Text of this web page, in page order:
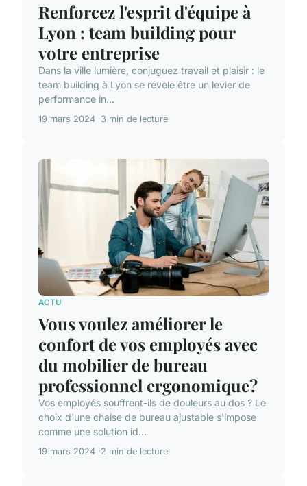
Renforcez l'esprit d'équipe à
Lyon : team building pour
votre entreprise
Dans la ville lumière, conjuguez travail et plaisir : le
team building à Lyon se révèle être un levier de
performance in...
19 mars 2024 3 min de lecture
ACTU
Vous voulez améliorer le
confort de vos employés avec
du mobilier de bureau
professionnel ergonomique?
Vos employés souffrent-ils de douleurs au dos ? Le
choix d'une chaise de bureau ajustable s'impose
comme une solution id...
19 mars 2024 2 min de lecture